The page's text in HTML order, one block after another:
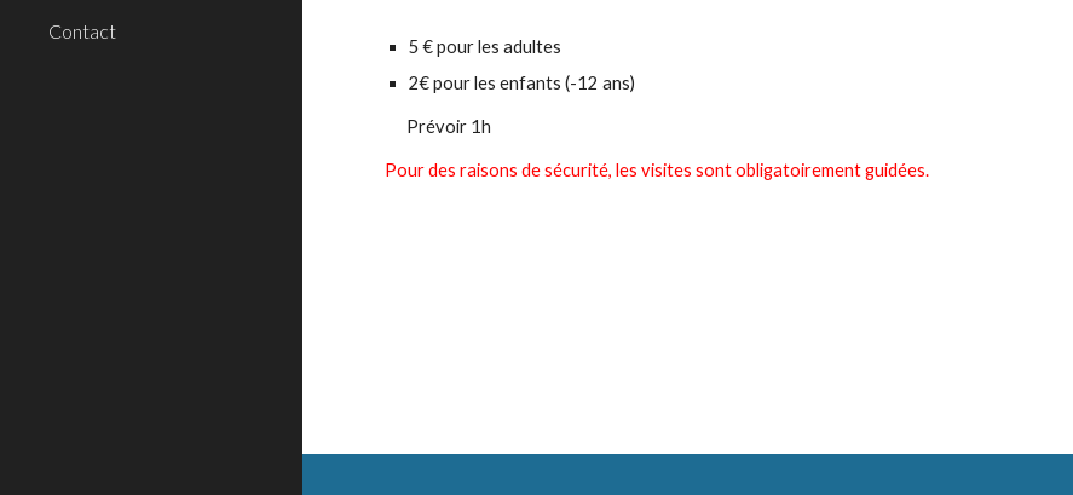
Contact
5 € pour les adultes
2€ pour les enfants (-12 ans)
Prévoir 1h
Pour des raisons de sécurité, les visites sont obligatoirement guidées.